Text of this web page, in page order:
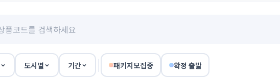
도시별 기간 패키지모집중 확정 출발